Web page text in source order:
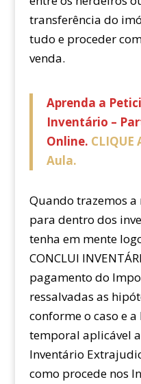
transferência do
tudo e proceder
venda.
Aprenda a
Inventário –
Online. CLIQUE
Aula.
Quando trazemos
para dentro dos
tenha em mente
CONCLUI
pagamento do
ressalvadas as
conforme o caso e
temporal aplicável
Inventário
como procede nos